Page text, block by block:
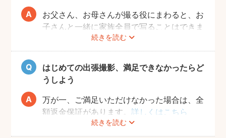
続きを読む
お父さん、お母さんが撮る役にまわると、お
子さんと一緒に家族全員で写ることはできま
せんし、プロの機材や構図ならではのクオリ
ティもあります。
10年後、20年後に見返して、撮ってよかっ
たと思っていただける写真をお届けします。
はじめての出張撮影、満足できなかったらど
うしよう
続きを読む
万が一、ご満足いただけなかった場合は、全
額返金保証があります。詳しくはこちら